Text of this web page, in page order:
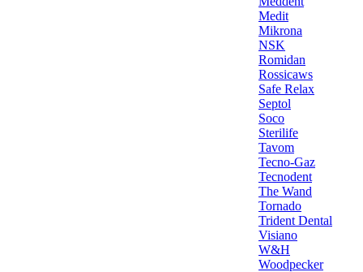
Medit
Mikrona
NSK
Romidan
Rossicaws
Safe Relax
Septol
Soco
Sterilife
Tavom
Tecno-Gaz
Tecnodent
The Wand
Tornado
Trident Dental
Visiano
W&H
Woodpecker